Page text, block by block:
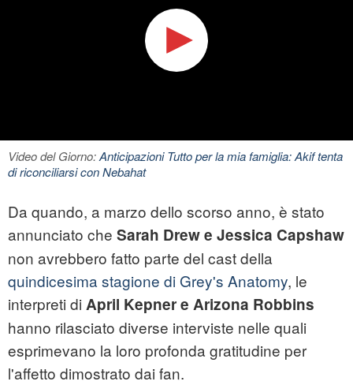
Video del Giorno:Anticipazioni Tutto per la mia famiglia: Akif tenta
di riconciliarsi con Nebahat
Da quando, a marzo dello scorso anno, è stato
annunciato che Sarah Drew e Jessica Capshaw
non avrebbero fatto parte del cast della
quindicesima stagione di Grey's Anatomy, le
interpreti di April Kepner e Arizona Robbins
hanno rilasciato diverse interviste nelle quali
esprimevano la loro profonda gratitudine per
l'affetto dimostrato dai fan.